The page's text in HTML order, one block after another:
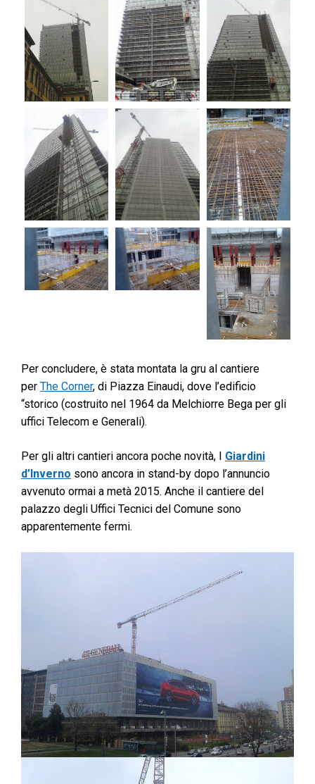
Per concludere, è stata montata la gru al cantiere
per The Corner, di Piazza Einaudi, dove l’edificio
“storico (costruito nel 1964 da Melchiorre Bega per gli
uffici Telecom e Generali).
Per gli altri cantieri ancora poche novità, I Giardini
d’Inverno sono ancora in stand-by dopo l’annuncio
avvenuto ormai a metà 2015. Anche il cantiere del
palazzo degli Uffici Tecnici del Comune sono
apparentemente fermi.